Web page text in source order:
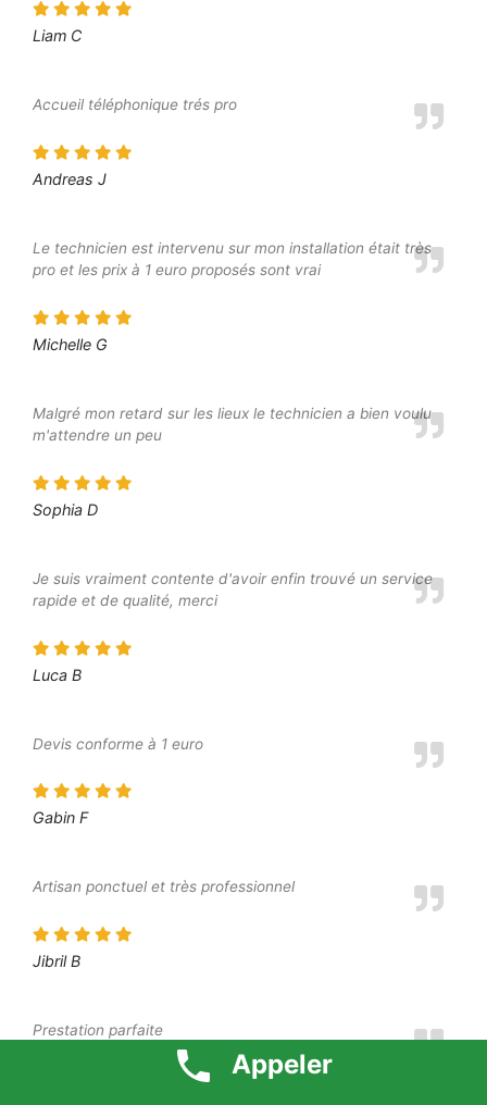
Liam C
Accueil téléphonique trés pro
Andreas J
Le technicien est intervenu sur mon installation était très
pro et les prix à 1 euro proposés sont vrai
Michelle G
Malgré mon retard sur les lieux le technicien a bien voulu
m'attendre un peu
Sophia D
Je suis vraiment contente d'avoir enfin trouvé un service
rapide et de qualité, merci
Luca B
Devis conforme à 1 euro
Gabin F
Artisan ponctuel et très professionnel
Jibril B
Prestation parfaite
Appeler